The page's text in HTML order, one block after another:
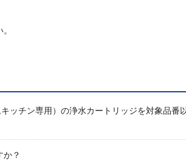
ッチン専用）の浄水カートリッジを対象品番
か？